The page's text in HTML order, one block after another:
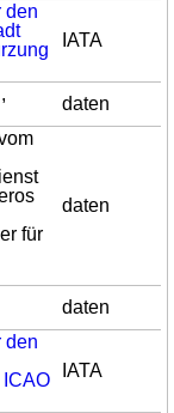
den
IATA
daten
für
daten
daten
den
ICAO
IATA